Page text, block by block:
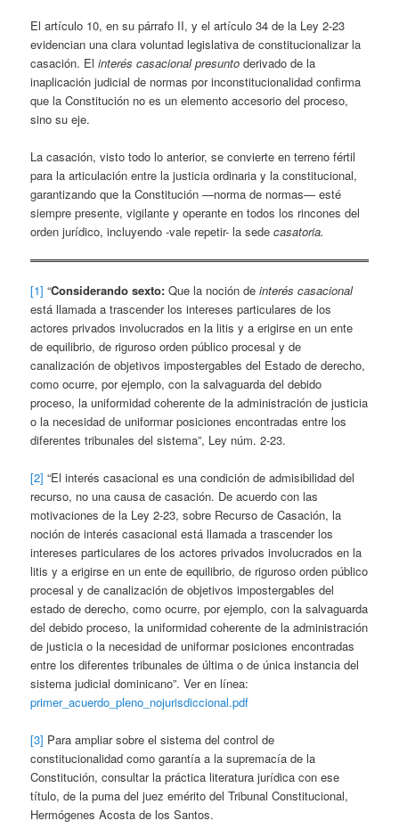
El artículo 10, en su párrafo II, y el artículo 34 de la Ley 2-23
evidencian una clara voluntad legislativa de constitucionalizar la
casación. Elinterés casacional presunto derivado de la
inaplicación judicial de normas por inconstitucionalidad confirma
que la Constitución no es un elemento accesorio del proceso,
sino su eje.
La casación, visto todo lo anterior, se convierte en terreno fértil
para la articulación entre la justicia ordinaria y la constitucional,
garantizando que la Constitución —norma de normas— esté
siempre presente, vigilante y operante en todos los rincones del
orden jurídico, incluyendo -vale repetir- la sedecasatoria.
[1] “Considerando sexto: Que la noción deinterés casacional
está llamada a trascender los intereses particulares de los
actores privados involucrados en la litis y a erigirse en un ente
de equilibrio, de riguroso orden público procesal y de
canalización de objetivos impostergables del Estado de derecho,
como ocurre, por ejemplo, con la salvaguarda del debido
proceso, la uniformidad coherente de la administración de justicia
o la necesidad de uniformar posiciones encontradas entre los
diferentes tribunales del sistema”, Ley núm. 2-23.
[2] “El interés casacional es una condición de admisibilidad del
recurso, no una causa de casación. De acuerdo con las
motivaciones de la Ley 2-23, sobre Recurso de Casación, la
noción de interés casacional está llamada a trascender los
intereses particulares de los actores privados involucrados en la
litis y a erigirse en un ente de equilibrio, de riguroso orden público
procesal y de canalización de objetivos impostergables del
estado de derecho, como ocurre, por ejemplo, con la salvaguarda
del debido proceso, la uniformidad coherente de la administración
de justicia o la necesidad de uniformar posiciones encontradas
entre los diferentes tribunales de última o de única instancia del
sistema judicial dominicano”. Ver en línea:
primer_acuerdo_pleno_nojurisdiccional.pdf
[3] Para ampliar sobre el sistema del control de
constitucionalidad como garantía a la supremacía de la
Constitución, consultar la práctica literatura jurídica con ese
título, de la puma del juez emérito del Tribunal Constitucional,
Hermógenes Acosta de los Santos.